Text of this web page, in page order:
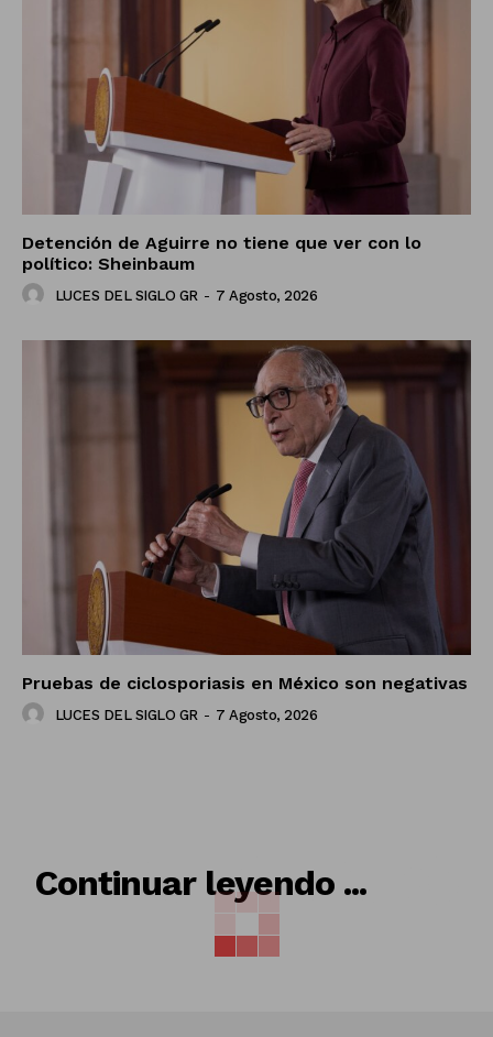
Detención de Aguirre no tiene que ver con lo
político: Sheinbaum
LUCES DEL SIGLO GR - 7 Agosto, 2026
Pruebas de ciclosporiasis en México son negativas
LUCES DEL SIGLO GR - 7 Agosto, 2026
Continuar leyendo ...
RELACIONADO